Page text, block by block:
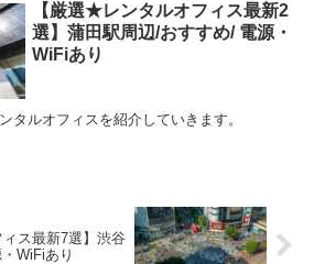
【厳選★レンタルオフィス最新2
選】蒲田駅周辺/おすすめ/ 電源・
WiFiあり
タルオフィスを紹介していきます。
ス最新7選】渋谷
WiFiあり